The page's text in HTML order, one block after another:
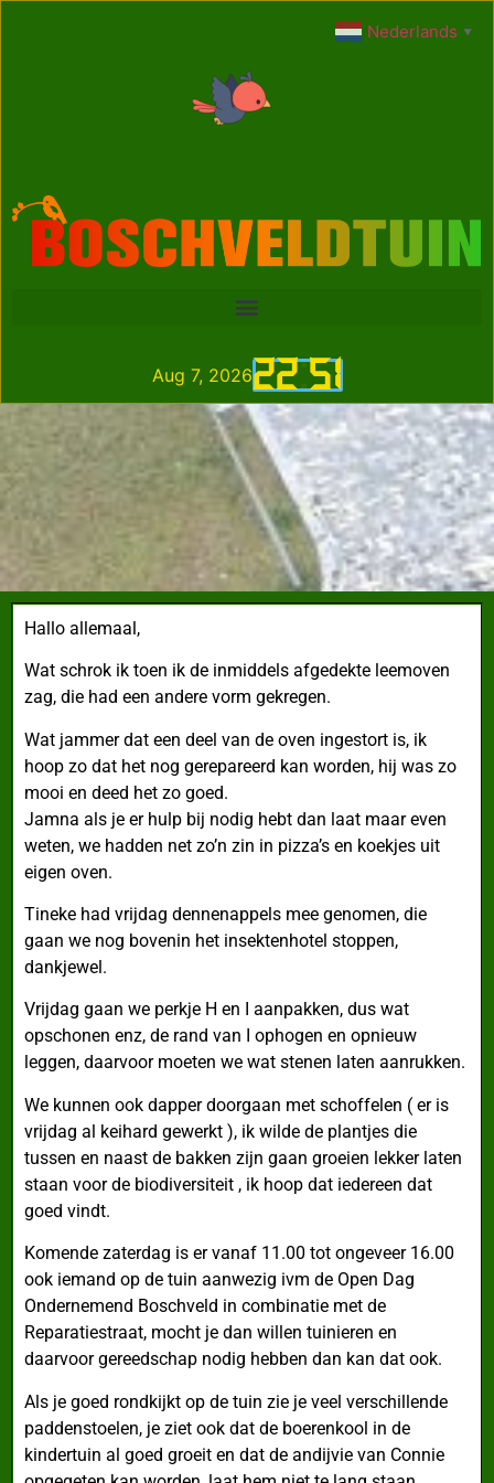
22:51
Aug 7, 2026
Hallo allemaal,
Wat schrok ik toen ik de inmiddels afgedekte leemoven
zag, die had een andere vorm gekregen.
Wat jammer dat een deel van de oven ingestort is, ik
hoop zo dat het nog gerepareerd kan worden, hij was zo
mooi en deed het zo goed.
Jamna als je er hulp bij nodig hebt dan laat maar even
weten, we hadden net zo’n zin in pizza’s en koekjes uit
eigen oven.
Tineke had vrijdag dennenappels mee genomen, die
gaan we nog bovenin het insektenhotel stoppen,
dankjewel.
Vrijdag gaan we perkje H en I aanpakken, dus wat
opschonen enz, de rand van I ophogen en opnieuw
leggen, daarvoor moeten we wat stenen laten aanrukken.
We kunnen ook dapper doorgaan met schoffelen ( er is
vrijdag al keihard gewerkt ), ik wilde de plantjes die
tussen en naast de bakken zijn gaan groeien lekker laten
staan voor de biodiversiteit , ik hoop dat iedereen dat
goed vindt.
Komende zaterdag is er vanaf 11.00 tot ongeveer 16.00
ook iemand op de tuin aanwezig ivm de Open Dag
Ondernemend Boschveld in combinatie met de
Reparatiestraat, mocht je dan willen tuinieren en
daarvoor gereedschap nodig hebben dan kan dat ook.
Als je goed rondkijkt op de tuin zie je veel verschillende
paddenstoelen, je ziet ook dat de boerenkool in de
kindertuin al goed groeit en dat de andijvie van Connie
Nederlands ▼